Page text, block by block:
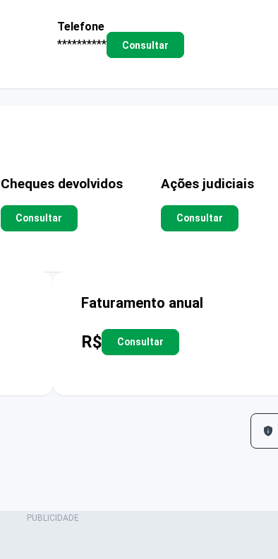
Telefone
**********
Consultar
Cheques devolvidos
Consultar
Ações judiciais
Consultar
Faturamento anual
R$ Consultar